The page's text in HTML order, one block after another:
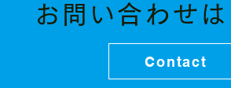
お問い合わせは
Contact